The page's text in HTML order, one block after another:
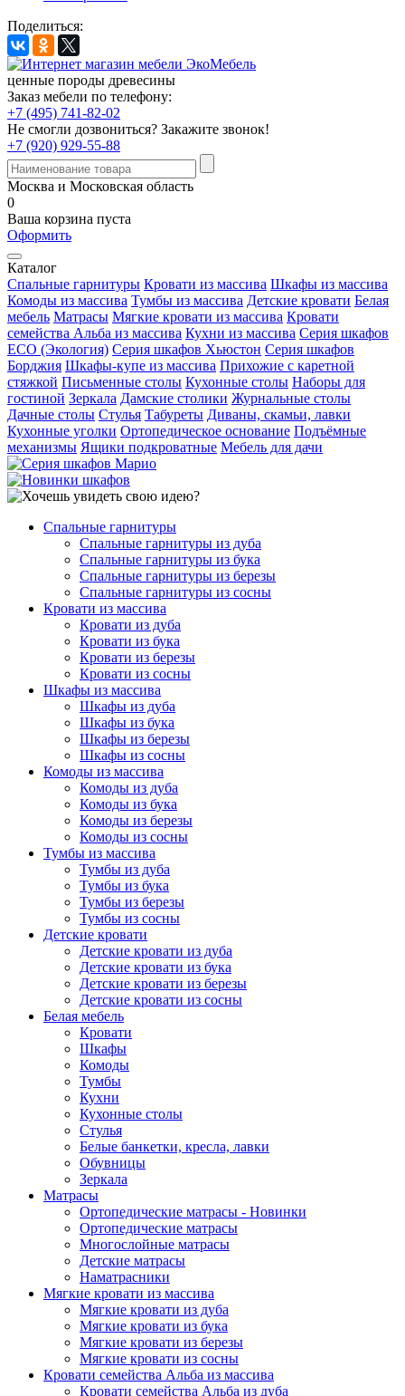
Поделиться:
ценные породы древесины
Заказ мебели по телефону:
+7 (495) 741-82-02
Не смогли дозвониться? Закажите звонок!
+7 (920) 929-55-88
Москва и Московская область
0
Ваша корзина пуста
Оформить
Каталог
Спальные гарнитуры Кровати из массива Шкафы из массива
Комоды из массива Тумбы из массива Детские кровати Белая
мебель Матрасы Мягкие кровати из массива Кровати
семейства Альба из массива Кухни из массива Серия шкафов
ECO (Экология) Серия шкафов Хьюстон Серия шкафов
Борджия Шкафы-купе из массива Прихожие с каретной
стяжкой Письменные столы Кухонные столы Наборы для
гостиной Зеркала Дамские столики Журнальные столы
Дачные столы Стулья Табуреты Диваны, скамьи, лавки
Кухонные уголки Ортопедическое основание Подъёмные
механизмы Ящики подкроватные Мебель для дачи
Спальные гарнитуры
Спальные гарнитуры из дуба
Спальные гарнитуры из бука
Спальные гарнитуры из березы
Спальные гарнитуры из сосны
Кровати из массива
Кровати из дуба
Кровати из бука
Кровати из березы
Кровати из сосны
Шкафы из массива
Шкафы из дуба
Шкафы из бука
Шкафы из березы
Шкафы из сосны
Комоды из массива
Комоды из дуба
Комоды из бука
Комоды из березы
Комоды из сосны
Тумбы из массива
Тумбы из дуба
Тумбы из бука
Тумбы из березы
Тумбы из сосны
Детские кровати
Детские кровати из дуба
Детские кровати из бука
Детские кровати из березы
Детские кровати из сосны
Белая мебель
Кровати
Шкафы
Комоды
Тумбы
Кухни
Кухонные столы
Стулья
Белые банкетки, кресла, лавки
Обувницы
Зеркала
Матрасы
Ортопедические матрасы - Новинки
Ортопедические матрасы
Многослойные матрасы
Детские матрасы
Наматрасники
Мягкие кровати из массива
Мягкие кровати из дуба
Мягкие кровати из бука
Мягкие кровати из березы
Мягкие кровати из сосны
Кровати семейства Альба из массива
Кровати семейства Альба из дуба